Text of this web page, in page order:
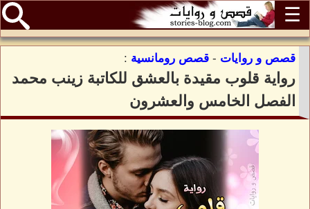
☰
قصص و روايات - قصص رومانسية :
رواية قلوب مقيدة بالعشق للكاتبة زينب محمد
الفصل الخامس والعشرون